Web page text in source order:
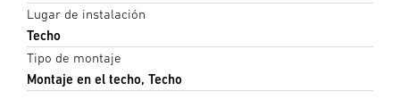
Lugar de instalación
Techo
Tipo de montaje
Montaje en el techo, Techo